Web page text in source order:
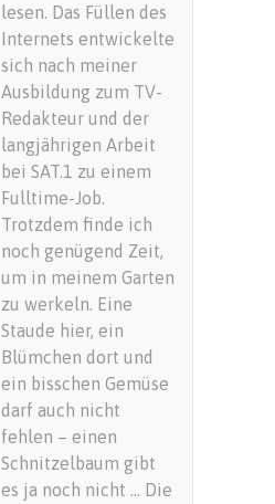
lesen. Das Füllen des
Internets entwickelte
sich nach meiner
Ausbildung zum TV-
Redakteur und der
langjährigen Arbeit
bei SAT.1 zu einem
Fulltime-Job.
Trotzdem finde ich
noch genügend Zeit,
um in meinem Garten
zu werkeln. Eine
Staude hier, ein
Blümchen dort und
ein bisschen Gemüse
darf auch nicht
fehlen – einen
Schnitzelbaum gibt
es ja noch nicht … Die